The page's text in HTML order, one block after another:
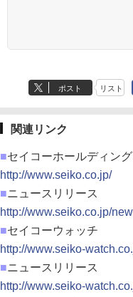
ポスト リスト
関連リンク
■セイコーホールディン
http://www.seiko.co.jp/
■ニュースリリース
http://www.seiko.co.jp/
■セイコーウォッチ
http://www.seiko-
■ニュースリリース
http://www.seiko-